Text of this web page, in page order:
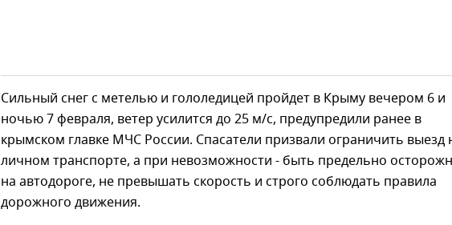
Сильный снег с метелью и гололедицей пройдет в Крыму вечером 6 и
ночью 7 февраля, ветер усилится до 25 м/с, предупредили ранее в
крымском главке МЧС России. Спасатели призвали ограничить выезд
личном транспорте, а при невозможности - быть предельно
на автодороге, не превышать скорость и строго соблюдать правила
дорожного движения.